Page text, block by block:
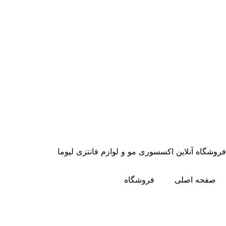
فروشگاه آنلاین اکسسوری مو و لوازم فانتزی لیوما
صفحه اصلی فروشگاه